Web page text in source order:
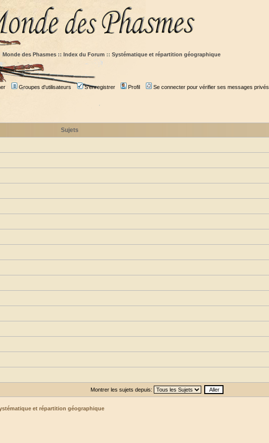
Monde des Phasmes :: Index du Forum :: Systématique et répartition géographique
Groupes d'utilisateurs S'enregistrer Profil Se connecter pour vérifier ses messages privés
Sujets
Montrer les sujets depuis:
et répartition géographique